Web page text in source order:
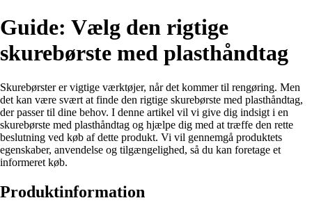
Guide: Vælg den rigtige
skurebørste med plasthåndtag
Skurebørster er vigtige værktøjer, når det kommer til rengøring. Men
det kan være svært at finde den rigtige skurebørste med plasthåndtag,
der passer til dine behov. I denne artikel vil vi give dig indsigt i en
skurebørste med plasthåndtag og hjælpe dig med at træffe den rette
beslutning ved køb af dette produkt. Vi vil gennemgå produktets
egenskaber, anvendelse og tilgængelighed, så du kan foretage et
informeret køb.
Produktinformation